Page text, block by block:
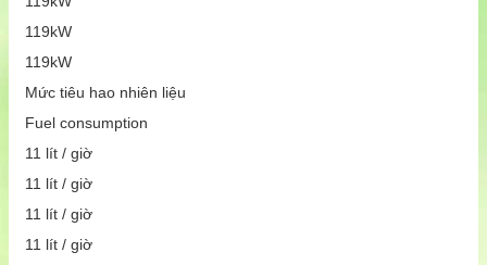
119kW
119kW
Mức tiêu hao nhiên liệu
Fuel consumption
11 lít / giờ
11 lít / giờ
11 lít / giờ
11 lít / giờ